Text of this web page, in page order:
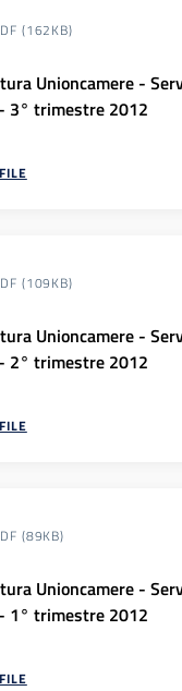
(162KB)
Unioncamere -
3° trimestre 2012
(109KB)
Unioncamere -
2° trimestre 2012
(89KB)
Unioncamere -
1° trimestre 2012